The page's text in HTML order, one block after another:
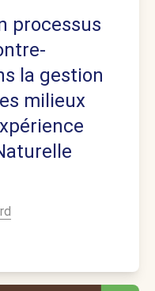
processus
la gestion
milieux